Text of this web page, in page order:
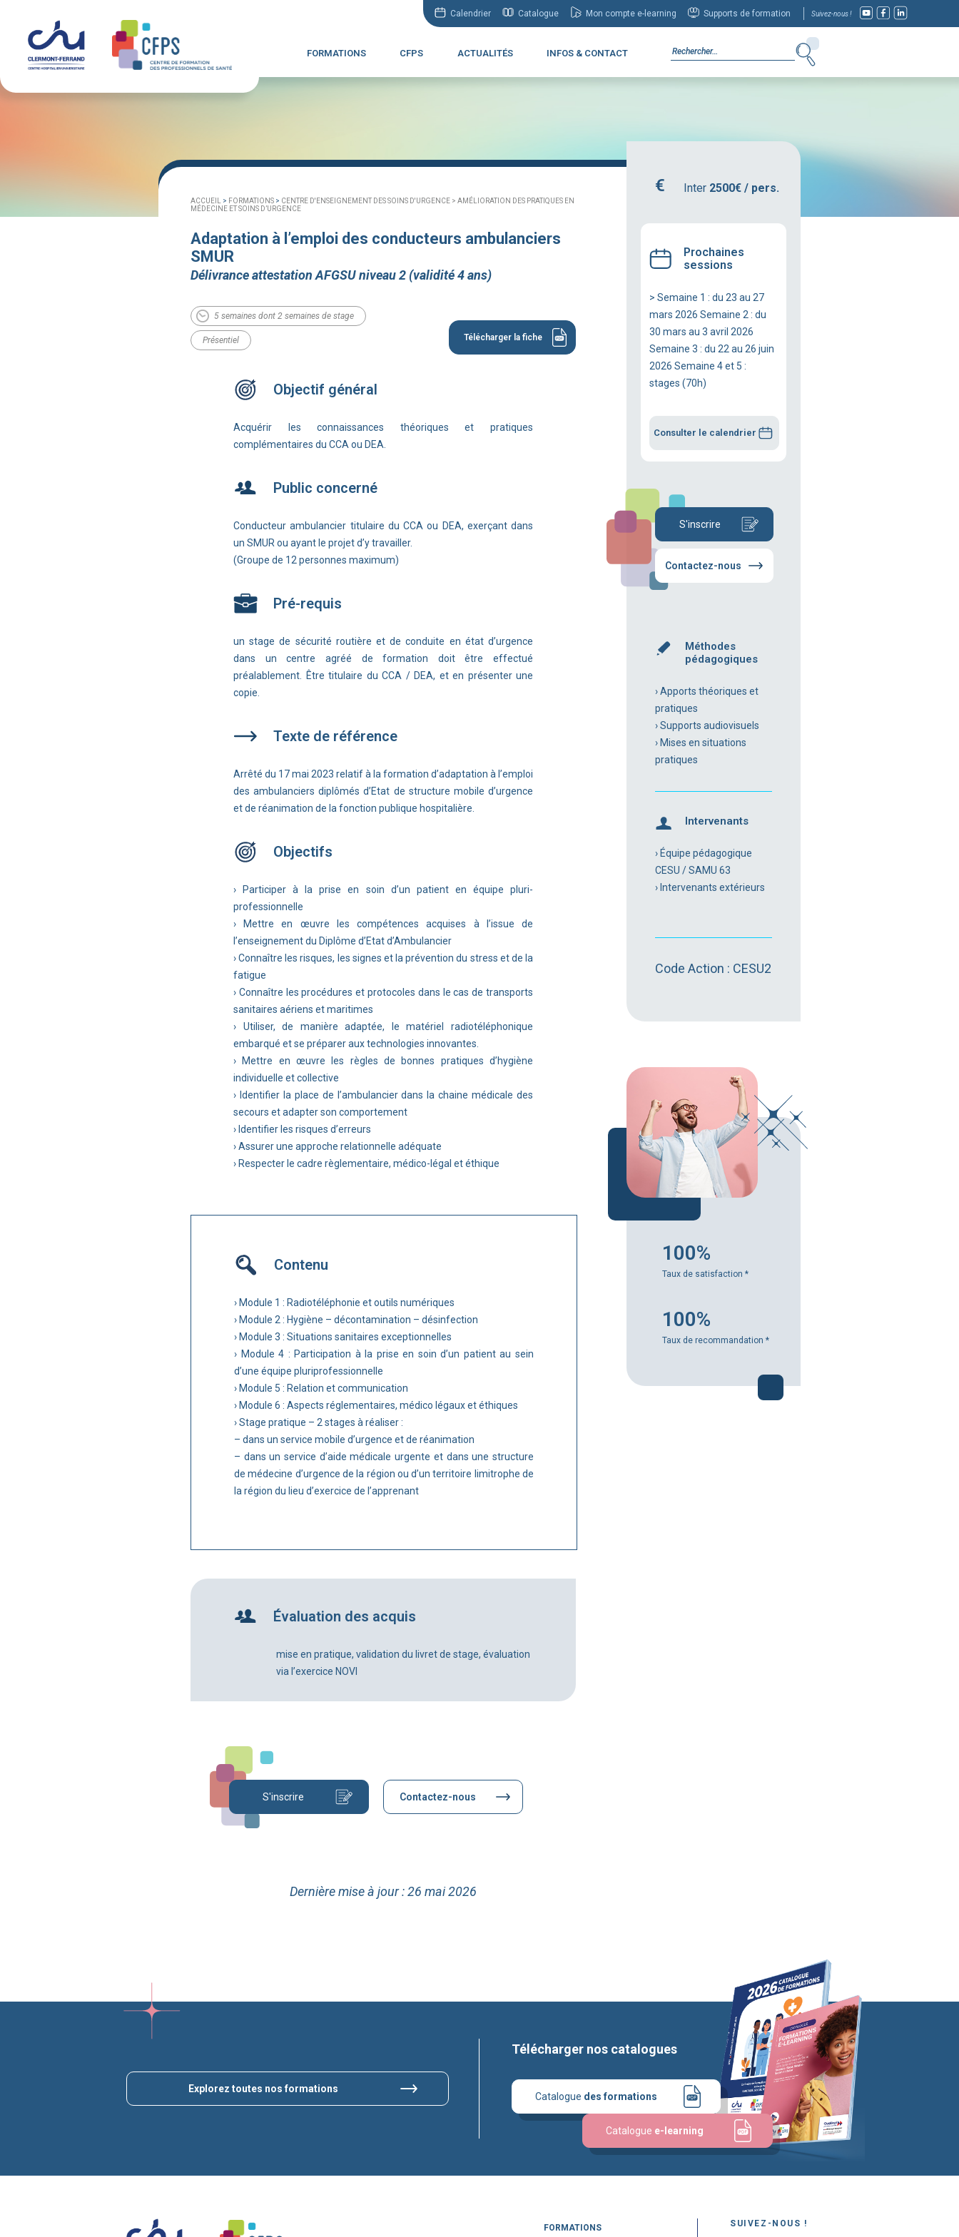
Calendrier Catalogue Mon compte e-learning Supports de formation Suivez-nous !
FORMATIONS CFPS ACTUALITÉS INFOS & CONTACT
ACCUEIL > FORMATIONS > CENTRE D'ENSEIGNEMENT DES SOINS D'URGENCE > AMÉLIORATION DES PRATIQUES EN
MÉDECINE ET SOINS D’URGENCE
Adaptation à l’emploi des conducteurs ambulanciers
SMUR
Délivrance attestation AFGSU niveau 2 (validité 4 ans)
5 semaines dont 2 semaines de stage
Présentiel Télécharger la fiche
Objectif général
Acquérir les connaissances théoriques et pratiques
complémentaires du CCA ou DEA.
Public concerné
Conducteur ambulancier titulaire du CCA ou DEA, exerçant dans
un SMUR ou ayant le projet d’y travailler.
(Groupe de 12 personnes maximum)
Pré-requis
un stage de sécurité routière et de conduite en état d’urgence
dans un centre agréé de formation doit être effectué
préalablement. Être titulaire du CCA / DEA, et en présenter une
copie.
Texte de référence
Arrêté du 17 mai 2023 relatif à la formation d’adaptation à l’emploi
des ambulanciers diplômés d’Etat de structure mobile d’urgence
et de réanimation de la fonction publique hospitalière.
Objectifs
› Participer à la prise en soin d’un patient en équipe pluri-
professionnelle
› Mettre en œuvre les compétences acquises à l’issue de
l’enseignement du Diplôme d’Etat d’Ambulancier
› Connaître les risques, les signes et la prévention du stress et de la
fatigue
› Connaître les procédures et protocoles dans le cas de transports
sanitaires aériens et maritimes
› Utiliser, de manière adaptée, le matériel radiotéléphonique
embarqué et se préparer aux technologies innovantes.
› Mettre en œuvre les règles de bonnes pratiques d’hygiène
individuelle et collective
› Identifier la place de l’ambulancier dans la chaine médicale des
secours et adapter son comportement
› Identifier les risques d’erreurs
› Assurer une approche relationnelle adéquate
› Respecter le cadre règlementaire, médico-légal et éthique
Contenu
› Module 1 : Radiotéléphonie et outils numériques
› Module 2 : Hygiène – décontamination – désinfection
› Module 3 : Situations sanitaires exceptionnelles
› Module 4 : Participation à la prise en soin d’un patient au sein
d’une équipe pluriprofessionnelle
› Module 5 : Relation et communication
› Module 6 : Aspects réglementaires, médico légaux et éthiques
› Stage pratique – 2 stages à réaliser :
– dans un service mobile d’urgence et de réanimation
– dans un service d’aide médicale urgente et dans une structure
de médecine d’urgence de la région ou d’un territoire limitrophe de
la région du lieu d’exercice de l’apprenant
Évaluation des acquis
mise en pratique, validation du livret de stage, évaluation
via l’exercice NOVI
S'inscrire Contactez-nous
Dernière mise à jour : 26 mai 2026
Inter 2500€ / pers.
Prochaines
sessions
> Semaine 1 : du 23 au 27
mars 2026 Semaine 2 : du
30 mars au 3 avril 2026
Semaine 3 : du 22 au 26 juin
2026 Semaine 4 et 5 :
stages (70h)
Consulter le calendrier
S'inscrire
Contactez-nous
Méthodes
pédagogiques
› Apports théoriques et
pratiques
› Supports audiovisuels
› Mises en situations
pratiques
Intervenants
› Équipe pédagogique
CESU / SAMU 63
› Intervenants extérieurs
Code Action : CESU2
100%
Taux de satisfaction *
100%
Taux de recommandation *
Explorez toutes nos formations
Télécharger nos catalogues
Catalogue des formations
Catalogue e-learning
FORMATIONS SUIVEZ-NOUS !